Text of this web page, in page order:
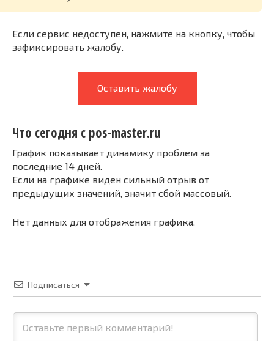
Если сервис недоступен, нажмите на кнопку, чтобы
зафиксировать жалобу.
Оставить жалобу
Что сегодня с pos-master.ru
График показывает динамику проблем за
последние 14 дней.
Если на графике виден сильный отрыв от
предыдущих значений, значит сбой массовый.
Нет данных для отображения графика.
Подписаться